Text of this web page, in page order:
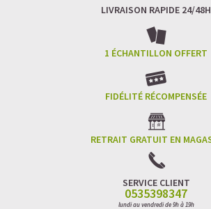
LIVRAISON RAPIDE 24/48H
1 ÉCHANTILLON OFFERT
FIDÉLITÉ RÉCOMPENSÉE
RETRAIT GRATUIT EN
SERVICE CLIENT
0535398347
lundi au vendredi de 9h à 19h